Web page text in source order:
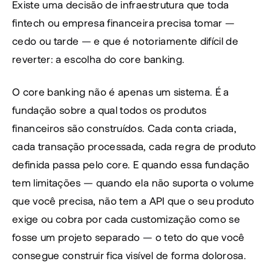
Existe uma decisão de infraestrutura que toda
fintech ou empresa financeira precisa tomar —
cedo ou tarde — e que é notoriamente difícil de
reverter: a escolha do core banking.
O core banking não é apenas um sistema. É a
fundação sobre a qual todos os produtos
financeiros são construídos. Cada conta criada,
cada transação processada, cada regra de produto
definida passa pelo core. E quando essa fundação
tem limitações — quando ela não suporta o volume
que você precisa, não tem a API que o seu produto
exige ou cobra por cada customização como se
fosse um projeto separado — o teto do que você
consegue construir fica visível de forma dolorosa.